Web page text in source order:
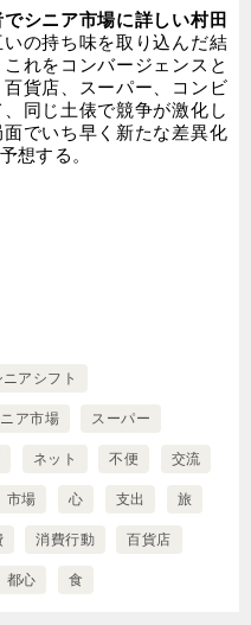
でシニア市場に詳しい村田
の持ち味を取り込んだ結
れをコンバージェンスと
貨店、スーパー、コンビ
同じ土俵で競争が激化し
でいち早く新たな差異化
想する。
ニアシフト
ア市場 スーパー
ネット 不便 交流
市場 心 支出 旅
消費行動 百貨店
都心 食